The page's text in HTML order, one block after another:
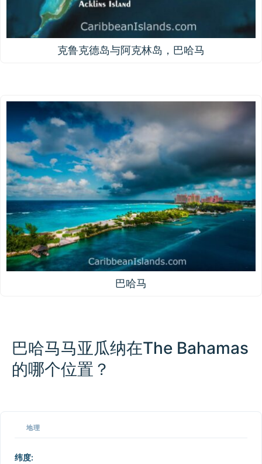
克鲁克德岛与阿克林岛，巴哈马
巴哈马
巴哈马马亚瓜纳在The Bahamas
的哪个位置？100 km / 62.1 mi
−
地理
纬度: